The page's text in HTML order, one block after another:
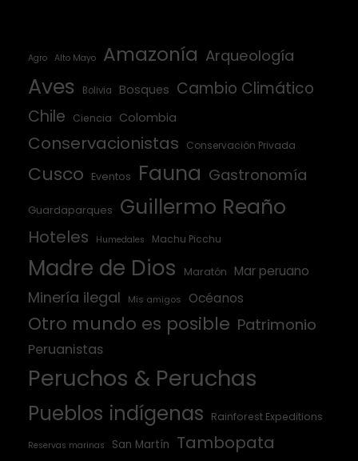
Agro Alto Mayo Amazonía Arqueología
Aves Bolivia Bosques Cambio Climático
Chile
Ciencia Colombia
Conservacionistas Conservación Privada
Cusco Eventos Fauna Gastronomía
Guardaparques Guillermo Reaño
Hoteles Humedales Machu Picchu
Madre de Dios Maratón Mar peruano
Minería ilegal Mis amigos Océanos
Otro mundo es posible Patrimonio
Peruanistas
Peruchos & Peruchas
Pueblos indígenas Rainforest Expeditions
Reservas marinas San Martín Tambopata